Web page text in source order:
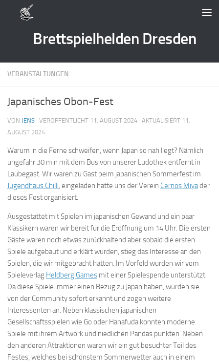
Zum Inhalt springen
Brettspielhelden Dresden
VERANSTALTUNGEN
Japanisches Obon-Fest
VON JENS · VERÖFFENTLICHT 11. AUGUST 2024 · AKTUALISIERT 11.
AUGUST 2024
Warum in die Ferne schweifen, wenn Japan so nah liegt? Nämlich
ungefähr 30 min mit dem Bus von unserer Ludothek entfernt in
Laubegast. Wir waren zu Gast beim japanischen Sommerfest im
Jugendhaus Chilli, eingeladen hatte uns der Verein Cernos Miyader
dieses Fest organisiert.
Ausgestattet mit Spielen im japanischen Gewand und ein paar
Klassikern waren wir bereit für die Eröffnung um 14 Uhr. Die ersten
Gäste waren noch etwas zurückhaltend aber sobald die ersten
Spiele aufgebaut und erklärt wurden, stieg das Interesse an den
Spielen, die wir mitgebracht hatten. Im Vorfeld wurden wir vom
Spieleverlag Heldberg Games mit einer Spielespende unterstützt.
Da diese Spiele immer einen Bezug zu Japan haben, wurden sie
von der Community sofort erkannt und zogen weitere
Interessenten an. Neben klassischen japanischen
Gesellschaftsspielen wie Go oder Hanafuda konnten moderne
Spiele mit ihrem Artwork und niedlichen Pandas punkten. Neben
den anderen Attraktionen waren wir ein gut besuchter Teil des
Festes, welches bei schönstem Sommerwetter auch in einem